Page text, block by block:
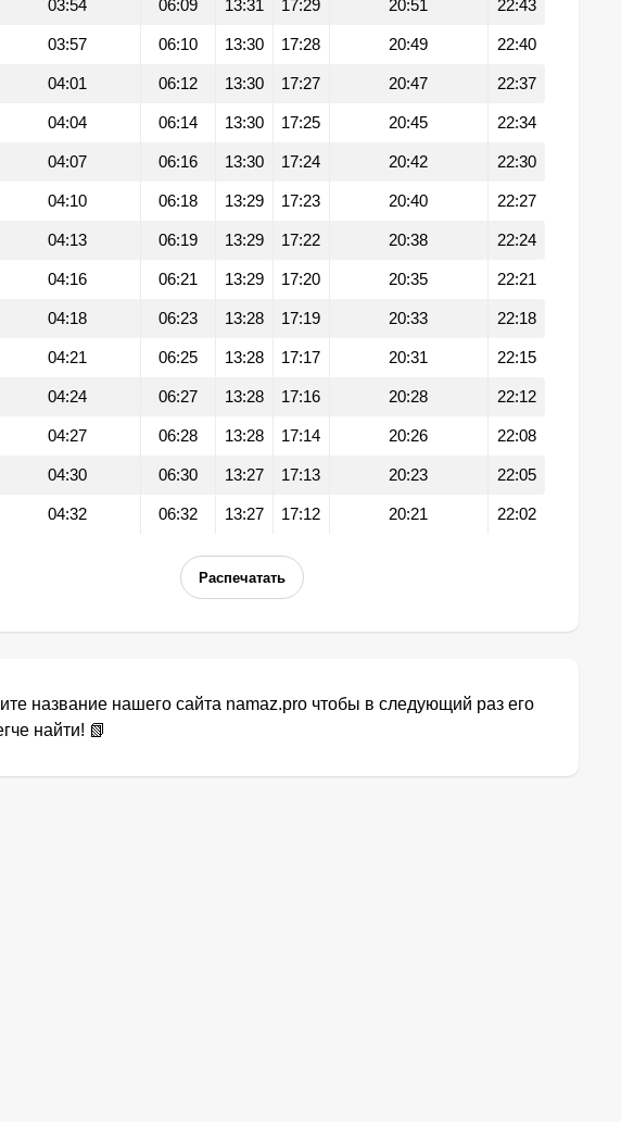
03:54 06:09 13:31 17:29 20:51 22:43
03:57 06:10 13:30 17:28 20:49 22:40
04:01 06:12 13:30 17:27 20:47 22:37
04:04 06:14 13:30 17:25 20:45 22:34
04:07 06:16 13:30 17:24 20:42 22:30
04:10 06:18 13:29 17:23 20:40 22:27
04:13 06:19 13:29 17:22 20:38 22:24
04:16 06:21 13:29 17:20 20:35 22:21
04:18 06:23 13:28 17:19 20:33 22:18
04:21 06:25 13:28 17:17 20:31 22:15
04:24 06:27 13:28 17:16 20:28 22:12
04:27 06:28 13:28 17:14 20:26 22:08
04:30 06:30 13:27 17:13 20:23 22:05
04:32 06:32 13:27 17:12 20:21 22:02
Распечатать
название нашего сайта namaz.pro чтобы в следующий раз его
найти! 📗